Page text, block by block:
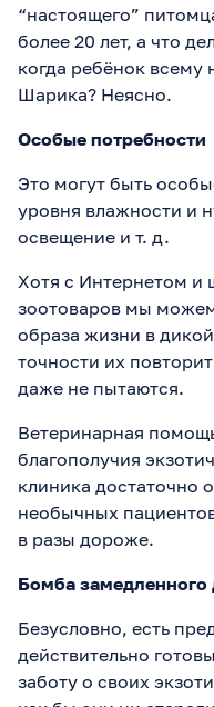
“настоящего”
более 20 лет, а что
когда ребёнок всему
Шарика? Неясно.
Особые потребности
Это могут быть
уровня влажности и
освещение и т. д.
Хотя с Интернетом
зоотоваров мы
образа жизни в
точности их
даже не пытаются.
Ветеринарная
благополучия
клиника достаточно
необычных
в разы дороже.
Бомба замедленного
Безусловно, есть
действительно
заботу о своих